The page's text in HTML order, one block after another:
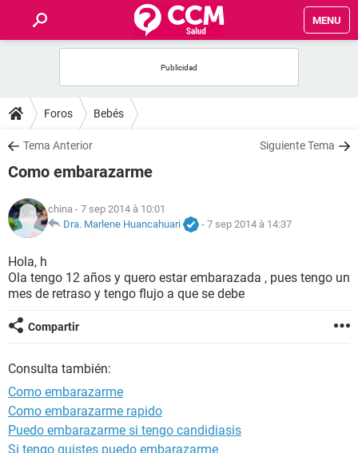
MENU
FORUMS
SALUD
NUTRICIÓN
BIENESTAR
Foros Bebés
Tema Anterior Siguiente Tema
Como embarazarme
china - 7 sep 2014 à 10:01
Dra. Marlene Huancahuari
- 7 sep 2014 à 14:37
Hola, h
Ola tengo 12 años y quero estar embarazada , pues tengo un
mes de retraso y tengo flujo a que se debe
Compartir
Consulta también:
Como embarazarme
Como embarazarme rapido
Puedo embarazarme si tengo candidiasis
Si tengo quistes puedo embarazarme